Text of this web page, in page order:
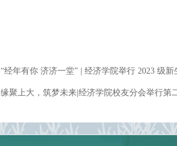
“经年有你 济济一堂” | 经济学院举行 2023 级
缘聚上大，筑梦未来|经济学院校友分会举行第